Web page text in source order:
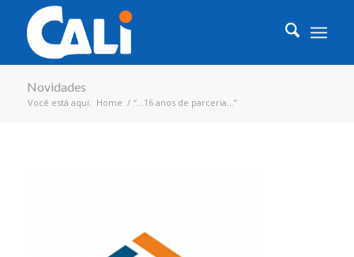
Novidades
Você está aqui: Home / “…16 anos de parceria…”